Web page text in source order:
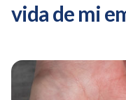
vida de mi